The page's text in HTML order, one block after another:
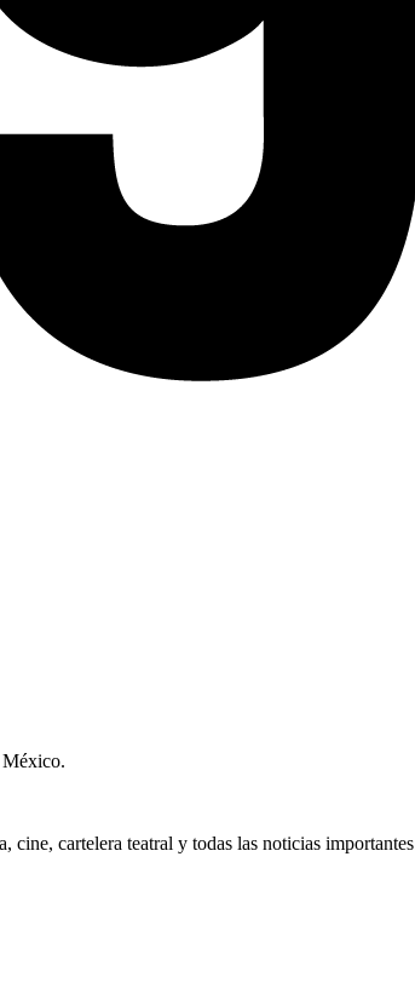
México.
cine, cartelera teatral y todas las noticias importantes